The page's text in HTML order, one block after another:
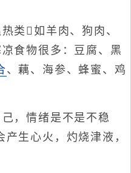
如羊肉、狗肉、
食物很多：豆腐、黑
、藕、海参、蜂蜜、鸡
，情绪是不是不稳
生心火，灼烧津液，